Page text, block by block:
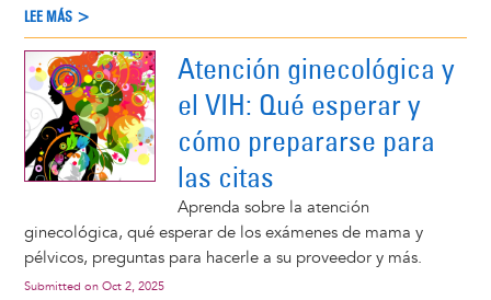
LEE MÁS >
Atención ginecológica y
el VIH: Qué esperar y
cómo prepararse para
las citas
Aprenda sobre la atención
ginecológica, qué esperar de los exámenes de mama y
pélvicos, preguntas para hacerle a su proveedor y más.
Submitted on Oct 2, 2025